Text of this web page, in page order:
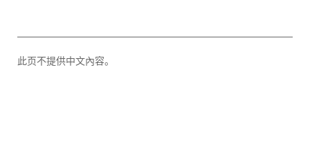
此页不提供中文內容。